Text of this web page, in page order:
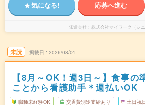
気になる! 応募へ進む
派遣会社 株式会社マイワーク（シニ
未読 掲載日 2026/08/04
【8月～OK！週3日～】食事の
ことから看護助手＊週払いOK
職種未経験OK 交通費別途支給あり 土日祝